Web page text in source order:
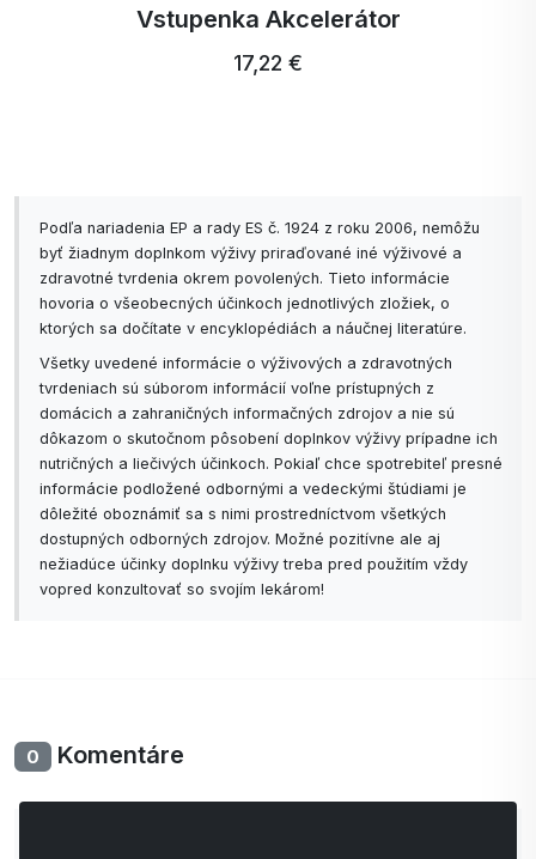
Vstupenka Akcelerátor
17,22 €
Podľa nariadenia EP a rady ES č. 1924 z roku 2006, nemôžu
byť žiadnym doplnkom výživy priraďované iné výživové a
zdravotné tvrdenia okrem povolených. Tieto informácie
hovoria o všeobecných účinkoch jednotlivých zložiek, o
ktorých sa dočítate v encyklopédiách a náučnej literatúre.
Všetky uvedené informácie o výživových a zdravotných
tvrdeniach sú súborom informácií voľne prístupných z
domácich a zahraničných informačných zdrojov a nie sú
dôkazom o skutočnom pôsobení doplnkov výživy prípadne ich
nutričných a liečivých účinkoch. Pokiaľ chce spotrebiteľ presné
informácie podložené odbornými a vedeckými štúdiami je
dôležité oboznámiť sa s nimi prostredníctvom všetkých
dostupných odborných zdrojov. Možné pozitívne ale aj
nežiadúce účinky doplnku výživy treba pred použitím vždy
vopred konzultovať so svojím lekárom!
0 Komentáre